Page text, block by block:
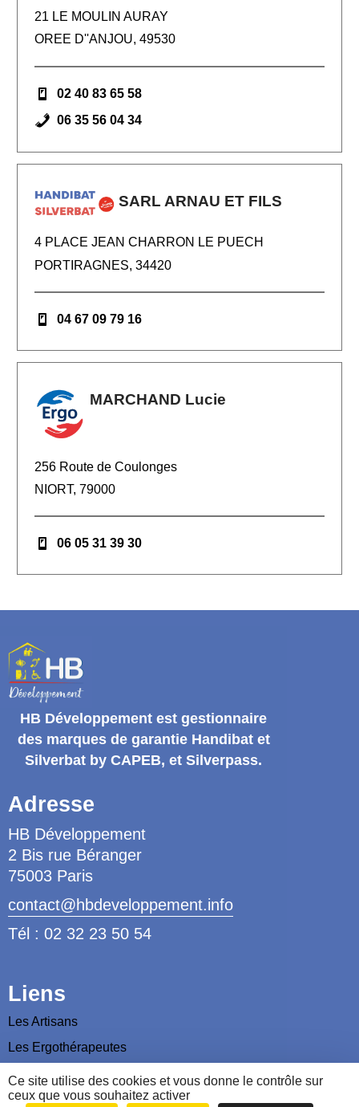
Ce site utilise des cookies et vous donne le contrôle sur
ceux que vous souhaitez activer
21 LE MOULIN AURAY
OREE D''ANJOU, 49530
02 40 83 65 58
06 35 56 04 34
SARL ARNAU ET FILS
4 PLACE JEAN CHARRON LE PUECH
PORTIRAGNES, 34420
04 67 09 79 16
MARCHAND Lucie
256 Route de Coulonges
NIORT, 79000
06 05 31 39 30
HB Développement est gestionnaire
des marques de garantie Handibat et
Silverbat by CAPEB, et Silverpass.
Adresse
HB Développement
2 Bis rue Béranger
75003 Paris
contact@hbdeveloppement.info
Tél : 02 32 23 50 54
Liens
Les Artisans
Les Ergothérapeutes
Nous contacter